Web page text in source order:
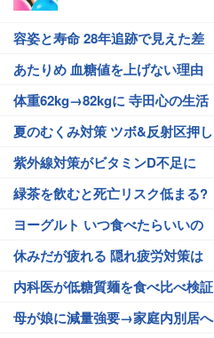
容姿と寿命 28年追跡で見えた差
あたりめ 血糖値を上げない理由
体重62kg→82kgに 寺田心の生活
夏のむくみ対策 ツボ&反射区押し
紫外線対策がビタミンD不足に
緑茶を飲むと死亡リスク低まる?
ヨーグルト いつ食べたらいいの
休みだが疲れる 隠れ疲労対策は
内科医が低糖質麺を食べ比べ検証
母が娘に減量強要→家庭内別居へ